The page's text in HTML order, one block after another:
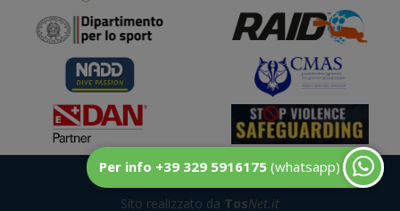
Per info +39 329 5916175 (whatsapp)
Sito realizzato da TosNet.it